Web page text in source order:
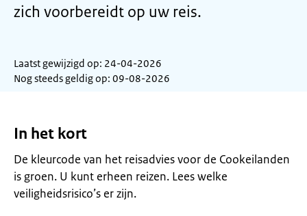
zich voorbereidt op uw reis.
Laatst gewijzigd op: 24-04-2026
Nog steeds geldig op: 09-08-2026
In het kort
De kleurcode van het reisadvies voor de Cookeilanden
is groen. U kunt erheen reizen. Lees welke
veiligheidsrisico’s er zijn.